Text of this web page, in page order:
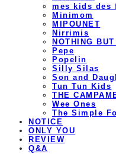
mes kids des
Minimom
MIPOUNET
Nirrimis
NOTHING
Pepe
Popelin
Silly Silas
Son and
Tun Tun Kids
THE
Wee Ones
The Simple
NOTICE
ONLY YOU
REVIEW
Q&A